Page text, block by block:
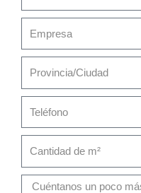
m²Mensaje